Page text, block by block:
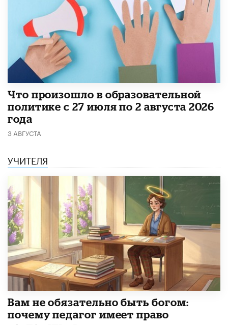
​Что произошло в образовательной
политике с 27 июля по 2 августа 2026
года
3 АВГУСТА
УЧИТЕЛЯ
​Вам не обязательно быть богом:
почему педагог имеет право